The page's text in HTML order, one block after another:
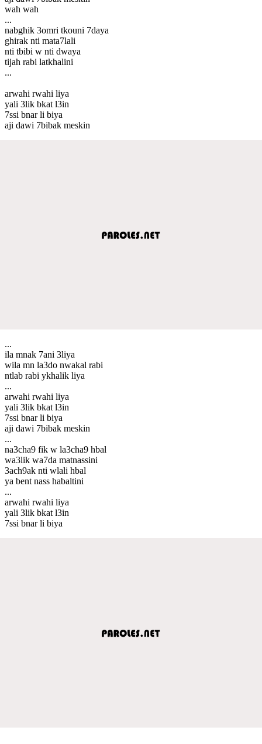
wah wah
...
nabghik 3omri tkouni 7daya
ghirak nti mata7lali
nti tbibi w nti dwaya
tijah rabi latkhalini
...
arwahi rwahi liya
yali 3lik bkat l3in
7ssi bnar li biya
aji dawi 7bibak meskin
...
ila mnak 7ani 3liya
wila mn la3do nwakal rabi
ntlab rabi ykhalik liya
...
arwahi rwahi liya
yali 3lik bkat l3in
7ssi bnar li biya
aji dawi 7bibak meskin
...
na3cha9 fik w la3cha9 hbal
wa3lik wa7da matnassini
3ach9ak nti wlali hbal
ya bent nass habaltini
...
arwahi rwahi liya
yali 3lik bkat l3in
7ssi bnar li biya